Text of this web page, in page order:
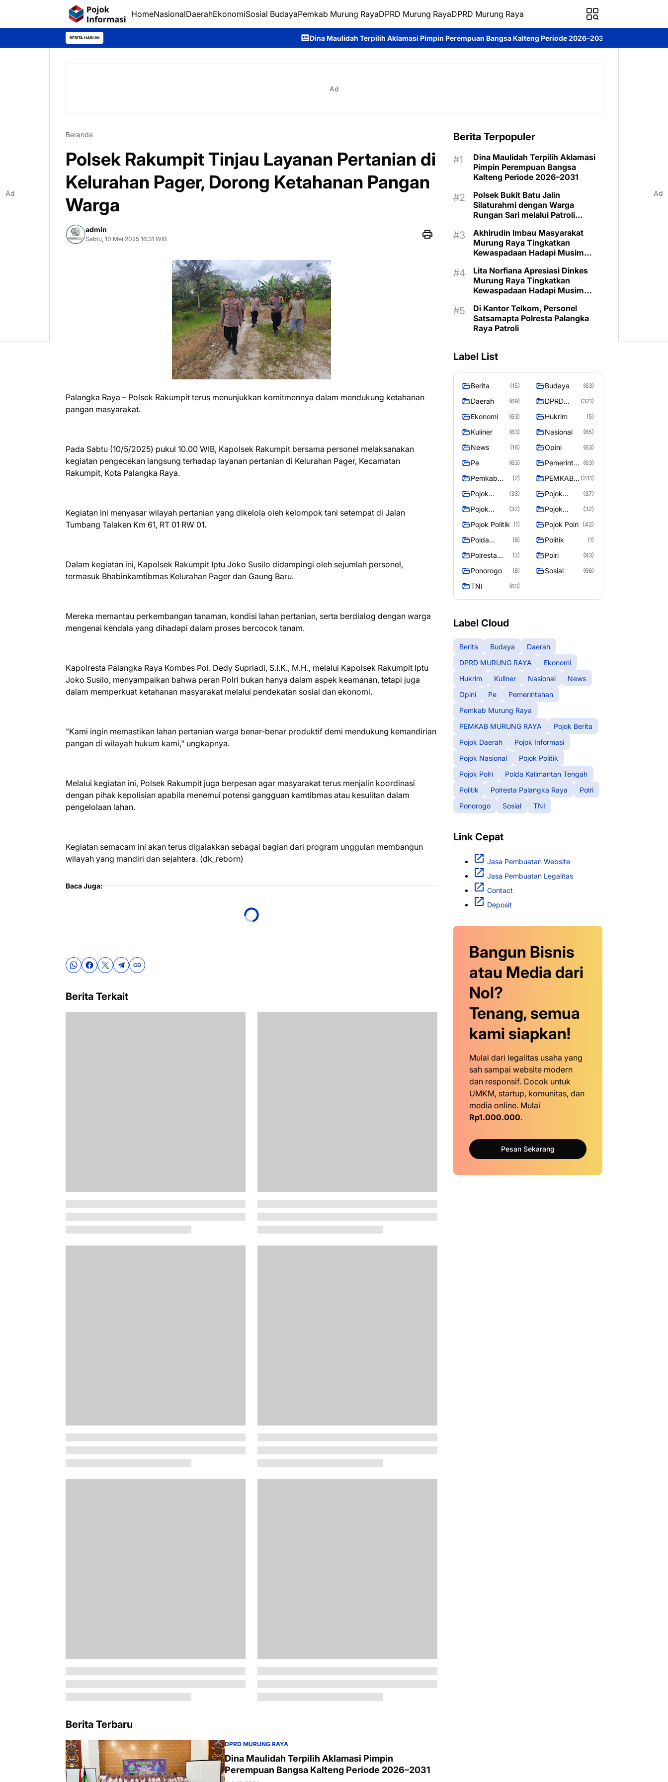
HomeNasionalDaerahEkonomiSosial BudayaPemkab Murung RayaDPRD Murung RayaDPRD Murung Raya
BERITA HARI INI Dina Maulidah Terpilih Aklamasi Pimpin Perempuan Bangsa Kalteng Periode 2026–2031 DPRD Murung Raya Studi
Ad
Beranda
Polsek Rakumpit Tinjau Layanan Pertanian di
Kelurahan Pager, Dorong Ketahanan Pangan
Warga
admin
Sabtu, 10 Mei 2025 16:31 WIB
Palangka Raya – Polsek Rakumpit terus menunjukkan komitmennya dalam mendukung ketahanan
pangan masyarakat.
Pada Sabtu (10/5/2025) pukul 10.00 WIB, Kapolsek Rakumpit bersama personel melaksanakan
kegiatan pengecekan langsung terhadap layanan pertanian di Kelurahan Pager, Kecamatan
Rakumpit, Kota Palangka Raya.
Kegiatan ini menyasar wilayah pertanian yang dikelola oleh kelompok tani setempat di Jalan
Tumbang Talaken Km 61, RT 01 RW 01.
Dalam kegiatan ini, Kapolsek Rakumpit Iptu Joko Susilo didampingi oleh sejumlah personel,
termasuk Bhabinkamtibmas Kelurahan Pager dan Gaung Baru.
Mereka memantau perkembangan tanaman, kondisi lahan pertanian, serta berdialog dengan warga
mengenai kendala yang dihadapi dalam proses bercocok tanam.
Kapolresta Palangka Raya Kombes Pol. Dedy Supriadi, S.I.K., M.H., melalui Kapolsek Rakumpit Iptu
Joko Susilo, menyampaikan bahwa peran Polri bukan hanya dalam aspek keamanan, tetapi juga
dalam memperkuat ketahanan masyarakat melalui pendekatan sosial dan ekonomi.
"Kami ingin memastikan lahan pertanian warga benar-benar produktif demi mendukung kemandirian
pangan di wilayah hukum kami," ungkapnya.
Melalui kegiatan ini, Polsek Rakumpit juga berpesan agar masyarakat terus menjalin koordinasi
dengan pihak kepolisian apabila menemui potensi gangguan kamtibmas atau kesulitan dalam
pengelolaan lahan.
Kegiatan semacam ini akan terus digalakkan sebagai bagian dari program unggulan membangun
wilayah yang mandiri dan sejahtera. (dk_reborn)
Baca Juga:
Berita Terkait
Berita Terbaru
DPRD MURUNG RAYA
Dina Maulidah Terpilih Aklamasi Pimpin
Perempuan Bangsa Kalteng Periode 2026–2031
Berita Terpopuler
Dina Maulidah Terpilih Aklamasi
Pimpin Perempuan Bangsa
Kalteng Periode 2026–2031
Polsek Bukit Batu Jalin
Silaturahmi dengan Warga
Rungan Sari melalui Patroli
Akhirudin Imbau Masyarakat
Murung Raya Tingkatkan
Kewaspadaan Hadapi Musim
Lita Norfiana Apresiasi Dinkes
Murung Raya Tingkatkan
Kewaspadaan Hadapi Musim
Di Kantor Telkom, Personel
Satsamapta Polresta Palangka
Raya Patroli
Label List
Berita (15) Budaya (63)
Daerah (69)
DPRD
RAYA
(321)
Ekonomi (63) Hukrim (5)
Kuliner (63) Nasional (65)
News (16) Opini (63)
Pe (63)
Pemerintah (63)
Pemkab
Raya
(2)
PEMKAB
RAYA
(231)
Pojok
(33)
Pojok
(37)
Pojok
(32)
Pojok
(32)
Pojok Politik (1) Pojok Polri (42)
Polda
Tengah
(8) Politik (1)
Polresta
Raya
(2) Polri (93)
Ponorogo (8) Sosial (66)
TNI (63)
Label Cloud
Berita Budaya
Daerah
DPRD MURUNG RAYA
Ekonomi
Hukrim
Kuliner Nasional
News
Opini
Pe
Pemerintahan
Pemkab Murung Raya
PEMKAB MURUNG RAYA
Pojok Berita
Pojok Daerah
Pojok Informasi
Pojok Nasional
Pojok Politik
Pojok Polri
Polda Kalimantan Tengah
Politik
Polresta Palangka Raya
Polri
Ponorogo
Sosial TNI
Link Cepat
Jasa Pembuatan Website
Jasa Pembuatan Legalitas
Contact
Deposit
Bangun Bisnis
atau Media dari
Nol?
Tenang, semua
kami siapkan!
Mulai dari legalitas usaha yang
sah sampai website modern
dan responsif. Cocok untuk
UMKM, startup, komunitas, dan
media online. Mulai
Rp1.000.000.
Pesan Sekarang
Ad Ad